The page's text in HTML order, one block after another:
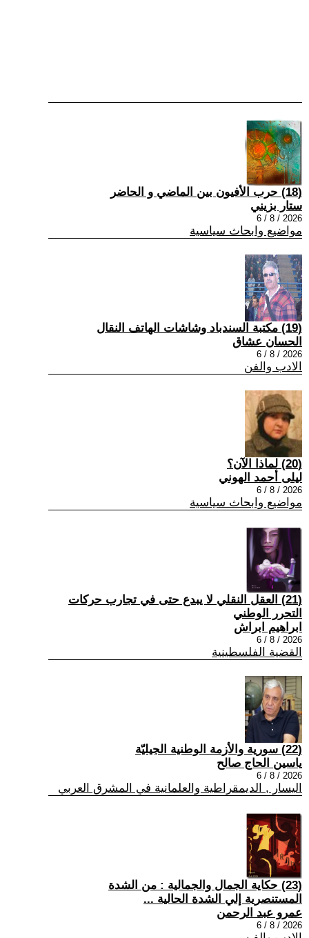
(18) حرب الأفيون بين الماضي و الحاضر
ستار بزيني
2026 / 8 / 6
مواضيع وابحاث سياسية
(19) مكتبة السندباد وشاشات الهاتف النقال
الحسان عشاق
2026 / 8 / 6
الادب والفن
(20) لماذا الآن؟
ليلى أحمد الهوني
2026 / 8 / 6
مواضيع وابحاث سياسية
(21) العقل النقلي لا يبدع حتى في تجارب حركات
التحرر الوطني
ابراهيم ابراش
2026 / 8 / 6
القضية الفلسطينية
(22) سورية والأزمة الوطنية الجيليّة
ياسين الحاج صالح
2026 / 8 / 6
اليسار , الديمقراطية والعلمانية في المشرق العربي
(23) حكاية الجمال والجمالية : من الشدة
المستنصرية إلي الشدة الحالية ...
عمرو عبد الرحمن
2026 / 8 / 6